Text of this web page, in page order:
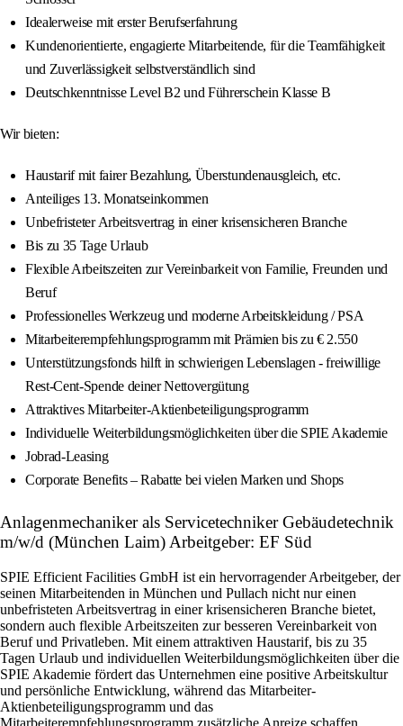
Idealerweise mit erster Berufserfahrung
Kundenorientierte, engagierte Mitarbeitende, für die Teamfähigkeit
und Zuverlässigkeit selbstverständlich sind
Deutschkenntnisse Level B2 und Führerschein Klasse B
Wir bieten:
Haustarif mit fairer Bezahlung, Überstundenausgleich, etc.
Anteiliges 13. Monatseinkommen
Unbefristeter Arbeitsvertrag in einer krisensicheren Branche
Bis zu 35 Tage Urlaub
Flexible Arbeitszeiten zur Vereinbarkeit von Familie, Freunden und
Beruf
Professionelles Werkzeug und moderne Arbeitskleidung / PSA
Mitarbeiterempfehlungsprogramm mit Prämien bis zu € 2.550
Unterstützungsfonds hilft in schwierigen Lebenslagen - freiwillige
Rest-Cent-Spende deiner Nettovergütung
Attraktives Mitarbeiter-Aktienbeteiligungsprogramm
Individuelle Weiterbildungsmöglichkeiten über die SPIE Akademie
Jobrad-Leasing
Corporate Benefits – Rabatte bei vielen Marken und Shops
Anlagenmechaniker als Servicetechniker Gebäudetechnik
m/w/d (München Laim) Arbeitgeber: EF Süd
SPIE Efficient Facilities GmbH ist ein hervorragender Arbeitgeber, der
seinen Mitarbeitenden in München und Pullach nicht nur einen
unbefristeten Arbeitsvertrag in einer krisensicheren Branche bietet,
sondern auch flexible Arbeitszeiten zur besseren Vereinbarkeit von
Beruf und Privatleben. Mit einem attraktiven Haustarif, bis zu 35
Tagen Urlaub und individuellen Weiterbildungsmöglichkeiten über die
SPIE Akademie fördert das Unternehmen eine positive Arbeitskultur
und persönliche Entwicklung, während das Mitarbeiter-
Aktienbeteiligungsprogramm und das
Mitarbeiterempfehlungsprogramm zusätzliche Anreize schaffen.